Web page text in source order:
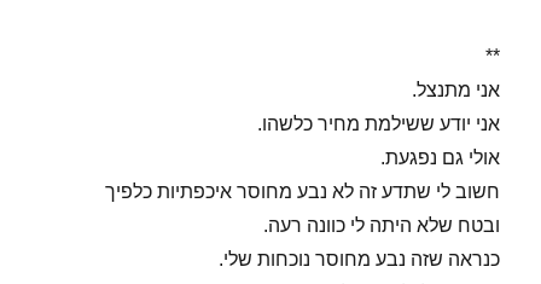
**
אני מתנצל.
אני יודע ששילמת מחיר כלשהו.
אולי גם נפגעת.
חשוב לי שתדע זה לא נבע מחוסר איכפתיות כלפיך
ובטח שלא היתה לי כוונה רעה.
כנראה שזה נבע מחוסר נוכחות שלי.